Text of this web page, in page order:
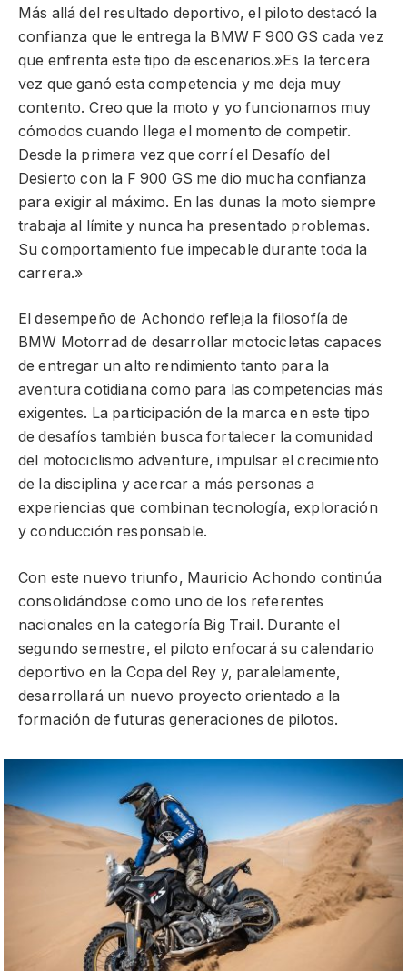
Más allá del resultado deportivo, el piloto destacó la
confianza que le entrega la BMW F 900 GS cada vez
que enfrenta este tipo de escenarios.»Es la tercera
vez que ganó esta competencia y me deja muy
contento. Creo que la moto y yo funcionamos muy
cómodos cuando llega el momento de competir.
Desde la primera vez que corrí el Desafío del
Desierto con la F 900 GS me dio mucha confianza
para exigir al máximo. En las dunas la moto siempre
trabaja al límite y nunca ha presentado problemas.
Su comportamiento fue impecable durante toda la
carrera.»
El desempeño de Achondo refleja la filosofía de
BMW Motorrad de desarrollar motocicletas capaces
de entregar un alto rendimiento tanto para la
aventura cotidiana como para las competencias más
exigentes. La participación de la marca en este tipo
de desafíos también busca fortalecer la comunidad
del motociclismo adventure, impulsar el crecimiento
de la disciplina y acercar a más personas a
experiencias que combinan tecnología, exploración
y conducción responsable.
Con este nuevo triunfo, Mauricio Achondo continúa
consolidándose como uno de los referentes
nacionales en la categoría Big Trail. Durante el
segundo semestre, el piloto enfocará su calendario
deportivo en la Copa del Rey y, paralelamente,
desarrollará un nuevo proyecto orientado a la
formación de futuras generaciones de pilotos.